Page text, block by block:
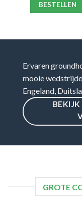
BESTELLEN
Ervaren
mooie
Engeland,
BEKIJK
GROTE